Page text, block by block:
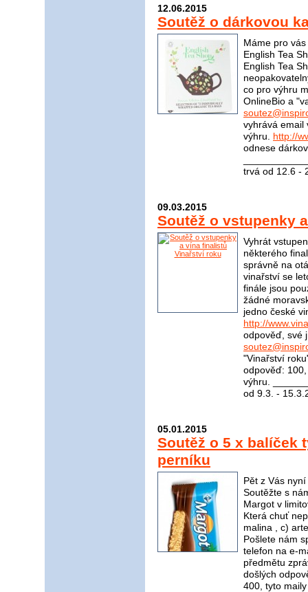
12.06.2015
Soutěž o dárkovou
Máme pro
English Tea
English Tea
co pro výhru
OnlineBio a
vyhrává email
výhru. http://
odnese
trvá od 12.6 -
09.03.2015
Soutěž o vstupenky
Vyhrát
některého
správně na
vinařství se
finále jsou
žádné
jedno české
http://
odpověď, své
"Vinařství
odpověď:
výhru.
od 9.3. -
05.01.2015
Soutěž o 5 x balíček
perníku
Pět z Vás
Soutěžte s
Margot v
Která chuť
malina , c)
Pošlete nám
telefon na e-
předmětu
došlých
400, tyto